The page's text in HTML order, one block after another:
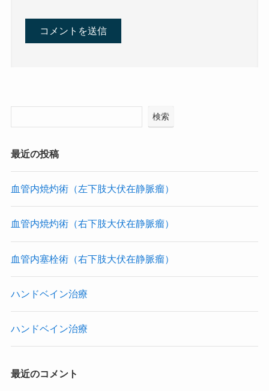
検索
最近の投稿
血管内焼灼術（左下肢大伏在静脈瘤）
血管内焼灼術（右下肢大伏在静脈瘤）
血管内塞栓術（右下肢大伏在静脈瘤）
ハンドベイン治療
ハンドベイン治療
最近のコメント